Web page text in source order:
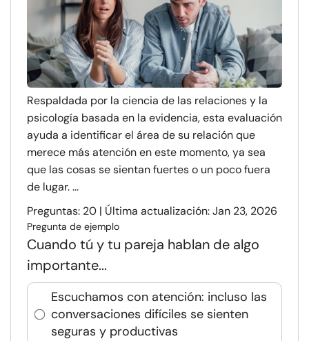
Respaldada por la ciencia de las relaciones y la
psicología basada en la evidencia, esta evaluación
ayuda a identificar el área de su relación que
merece más atención en este momento, ya sea
que las cosas se sientan fuertes o un poco fuera
de lugar. ...
Preguntas: 20 | Última actualización: Jan 23, 2026
Pregunta de ejemplo
Cuando tú y tu pareja hablan de algo
importante...
Escuchamos con atención: incluso las
conversaciones difíciles se sienten
seguras y productivas